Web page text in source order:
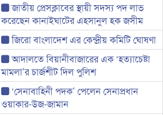
জাতীয় প্রেসক্লাবের স্থায়ী সদস্য পদ লাভ
করেছেন কানাইঘাটের এহসানুল হক জসীম
জিরো বাংলাদেশ এর কেন্দ্রীয় কমিটি ঘোষণা
আদালতে বিয়ানীবাজারের এক ‘হত্যাচেষ্টা
মামলা’র চার্জশীট দিল পুলিশ
‘সেনাবাহিনী পদক’ পেলেন সেনাপ্রধান
ওয়াকার-উজ-জামান